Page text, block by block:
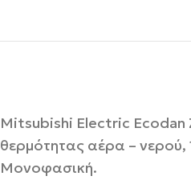
Mitsubishi Electric Ecodan
θερμότητας αέρα – νερού,
Μονοφασική.